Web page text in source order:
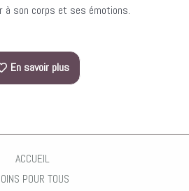
à son corps et ses émotions.
En savoir plus
ACCUEIL
POUR TOUS